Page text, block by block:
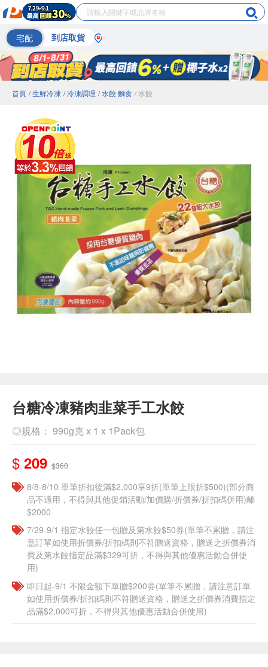
宅配 到店取貨
首頁 / 生鮮冷凍 / 冷凍調理 / 水餃 麵食 / 水餃
台糖冷凍豬肉韭菜手工水餃
◎規格： 990g克 x 1 x 1Pack包
$ 209 $360
8/8-8/10 單筆折扣後滿$2,000享9折(單筆上限折$500)(部分商
品不適用，不得與其他促銷活動/加價購/折價券/折扣碼併用)離
$2000
7/29-9/1 指定水餃任一包贈及第水餃$50券(單筆不累贈，請注
意訂單如使用折價券/折扣碼則不符贈送資格，贈送之折價券消
費及第水餃指定品滿$329可折，不得與其他優惠活動合併使
用)
即日起-9/1 不限金額下單贈$200券(單筆不累贈，請注意訂單
如使用折價券/折扣碼則不符贈送資格，贈送之折價券消費指定
品滿$2,000可折，不得與其他優惠活動合併使用)